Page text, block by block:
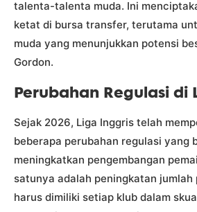
talenta-talenta muda. Ini
ketat di bursa transfer, terutama
muda yang menunjukkan potensi
Gordon.
Perubahan Regulasi di
Sejak 2026, Liga Inggris telah
beberapa perubahan regulasi yang
meningkatkan pengembangan
satunya adalah peningkatan jumlah
harus dimiliki setiap klub dalam